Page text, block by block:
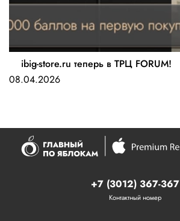
ibig-store.ru теперь в ТРЦ FORUM!
08.04.2026
+7 (3012) 367-367
Контактный номер